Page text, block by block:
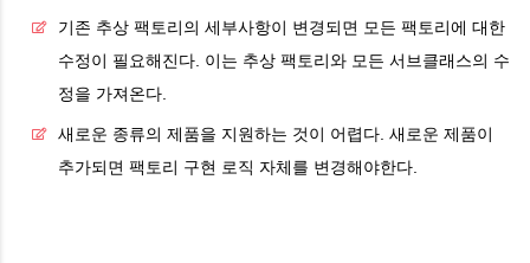
기존 추상 팩토리의 세부사항이 변경되면 모든 팩토리에 대한
수정이 필요해진다. 이는 추상 팩토리와 모든 서브클래스의 수
정을 가져온다.
새로운 종류의 제품을 지원하는 것이 어렵다. 새로운 제품이
추가되면 팩토리 구현 로직 자체를 변경해야한다.